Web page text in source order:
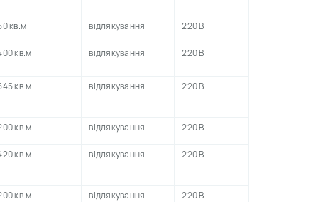
кв.м відлякування 220 В
кв.м відлякування 220 В
кв.м відлякування 220 В
кв.м відлякування 220 В
кв.м відлякування 220 В
кв.м відлякування 220 В